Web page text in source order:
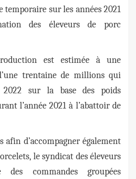
temporaire sur les années 2021
des éleveurs de porc
est estimée à une
trentaine de millions qui
2022 sur la base des poids
l’année 2021 à l’abattoir de
afin d’accompagner également
le syndicat des éleveurs
commandes groupées